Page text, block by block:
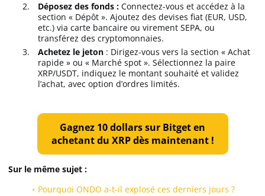
Déposez des fonds : Connectez-vous et accédez à la
section « Dépôt ». Ajoutez des devises fiat (EUR, USD,
etc.) via carte bancaire ou virement SEPA, ou
transférez des cryptomonnaies.
Achetez le jeton : Dirigez-vous vers la section « Achat
rapide » ou « Marché spot ». Sélectionnez la paire
XRP/USDT, indiquez le montant souhaité et validez
l’achat, avec option d’ordres limités.
Gagnez 10 dollars sur Bitget en
achetant du XRP dès maintenant !
Sur le même sujet :
Pourquoi ONDO a-t-il explosé ces derniers jours ?